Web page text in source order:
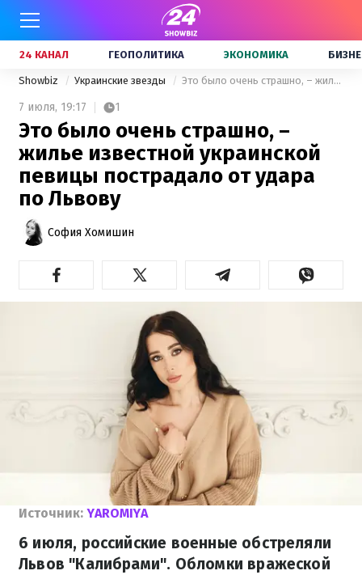
24 КАНАЛ ГЕОПОЛИТИКА ЭКОНОМИКА
Showbiz Украинские звезды Это было очень страшно, – жилье известной украинской певицы пострадало от удара по Львову
7 июля, 19:17 1
Это было очень страшно, –
жилье известной украинской
певицы пострадало от удара
по Львову
София Хомишин
Источник: YAROMIYA
6 июля, российские военные обстреляли
Львов "Калибрами". Обломки вражеской